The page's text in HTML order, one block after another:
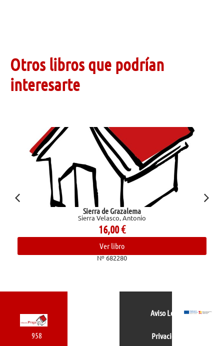
Otros libros que podrían
interesarte
Sierra de Grazalema
Sierra Velasco, Antonio
16,00€
Ver libro
Nº 682280
958
Aviso Legal
Privacidad